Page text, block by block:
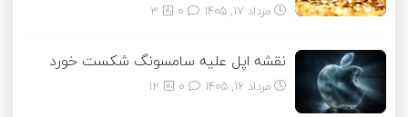
مرداد ۱۷, ۱۴۰۵ 3
نقشه اپل علیه سامسونگ شکست خورد
مرداد ۱۶, ۱۴۰۵ 12